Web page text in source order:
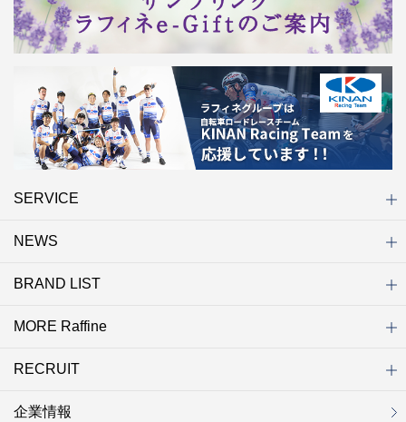
SERVICE
初めての方へ
店舗検索
キャンペーン
ラフィネ マルシェ（通販サイト）
WEB予約
よくある質問（Q&A）
サイトマップ
NEWS
ニュース一覧
お知らせ
オープン
クローズ
リニューアル
その他
BRAND LIST
ブランド一覧
ラフィネ
グランラフィネ
バダンバルー
ラフィネプリュス
プチラフィネ
整体ナチュラルボディ
トータルセラピー
フットデザイン
REFLE（リフレ）
Raffine TOKYO
ラフィネ ランニングスタイル
MORE Raffine
MORE Raffine
ラフィネのこだわり
ラフィネのひみつ
お得で便利なサービス
ラフィネギフト
ラフィネグループアスリート
RECRUIT
セラピスト採用
新卒採用
研修サイト
NOWON!!
企業情報